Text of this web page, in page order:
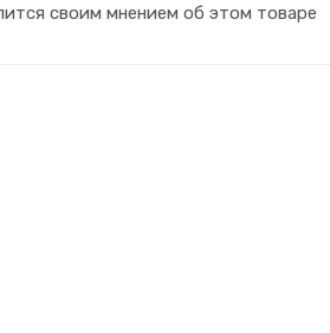
своим мнением об этом товаре